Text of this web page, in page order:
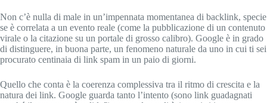
Non c’è nulla di male in un’impennata momentanea di backlink, specie
se è correlata a un evento reale (come la pubblicazione di un contenuto
virale o la citazione su un portale di grosso calibro). Google è in grado
di distinguere, in buona parte, un fenomeno naturale da uno in cui ti sei
procurato centinaia di link spam in un paio di giorni.
Quello che conta è la coerenza complessiva tra il ritmo di crescita e la
natura dei link. Google guarda tanto l’intento (sono link guadagnati